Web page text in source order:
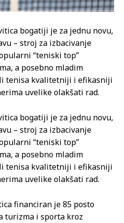
bogatiji je za jednu novu,
– stroj za izbacivanje
“teniski top”
a posebno mladim
tenisa kvalitetniji i efikasniji
uvelike olakšati rad.
bogatiji je za jednu novu,
– stroj za izbacivanje
“teniski top”
a posebno mladim
tenisa kvalitetniji i efikasniji
uvelike olakšati rad.
financiran je 85 posto
turizma i sporta kroz